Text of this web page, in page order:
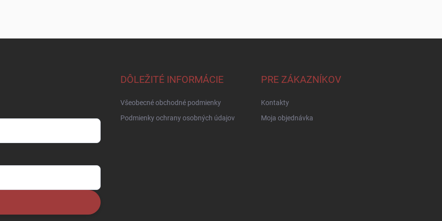
DÔLEŽITÉ INFORMÁCIE
Všeobecné obchodné podmienky
Podmienky ochrany osobných údajov
PRE ZÁKAZNÍKOV
Kontakty
Moja objednávka